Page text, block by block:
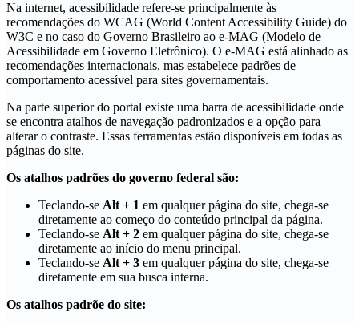
Na internet, acessibilidade refere-se principalmente às
recomendações do WCAG (World Content Accessibility Guide) do
W3C e no caso do Governo Brasileiro ao e-MAG (Modelo de
Acessibilidade em Governo Eletrônico). O e-MAG está alinhado as
recomendações internacionais, mas estabelece padrões de
comportamento acessível para sites governamentais.
Na parte superior do portal existe uma barra de acessibilidade onde
se encontra atalhos de navegação padronizados e a opção para
alterar o contraste. Essas ferramentas estão disponíveis em todas as
páginas do site.
Os atalhos padrões do governo federal são:
Teclando-se Alt + 1 em qualquer página do site, chega-se
diretamente ao começo do conteúdo principal da página.
Teclando-se Alt + 2 em qualquer página do site, chega-se
diretamente ao início do menu principal.
Teclando-se Alt + 3 em qualquer página do site, chega-se
diretamente em sua busca interna.
Os atalhos padrõe do site: